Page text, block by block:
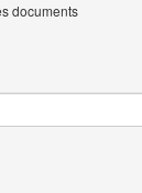
documents